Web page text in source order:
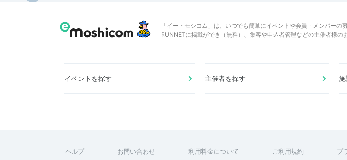
「イー・モシコム」は、いつでも簡単にイベントや会員・メンバーの
RUNNETに掲載ができ（無料）、集客や申込者管理などの主催者様の
イベントを探す 主催者を探す 施
ヘルプ お問い合わせ 利用料金について ご利用規約 プ